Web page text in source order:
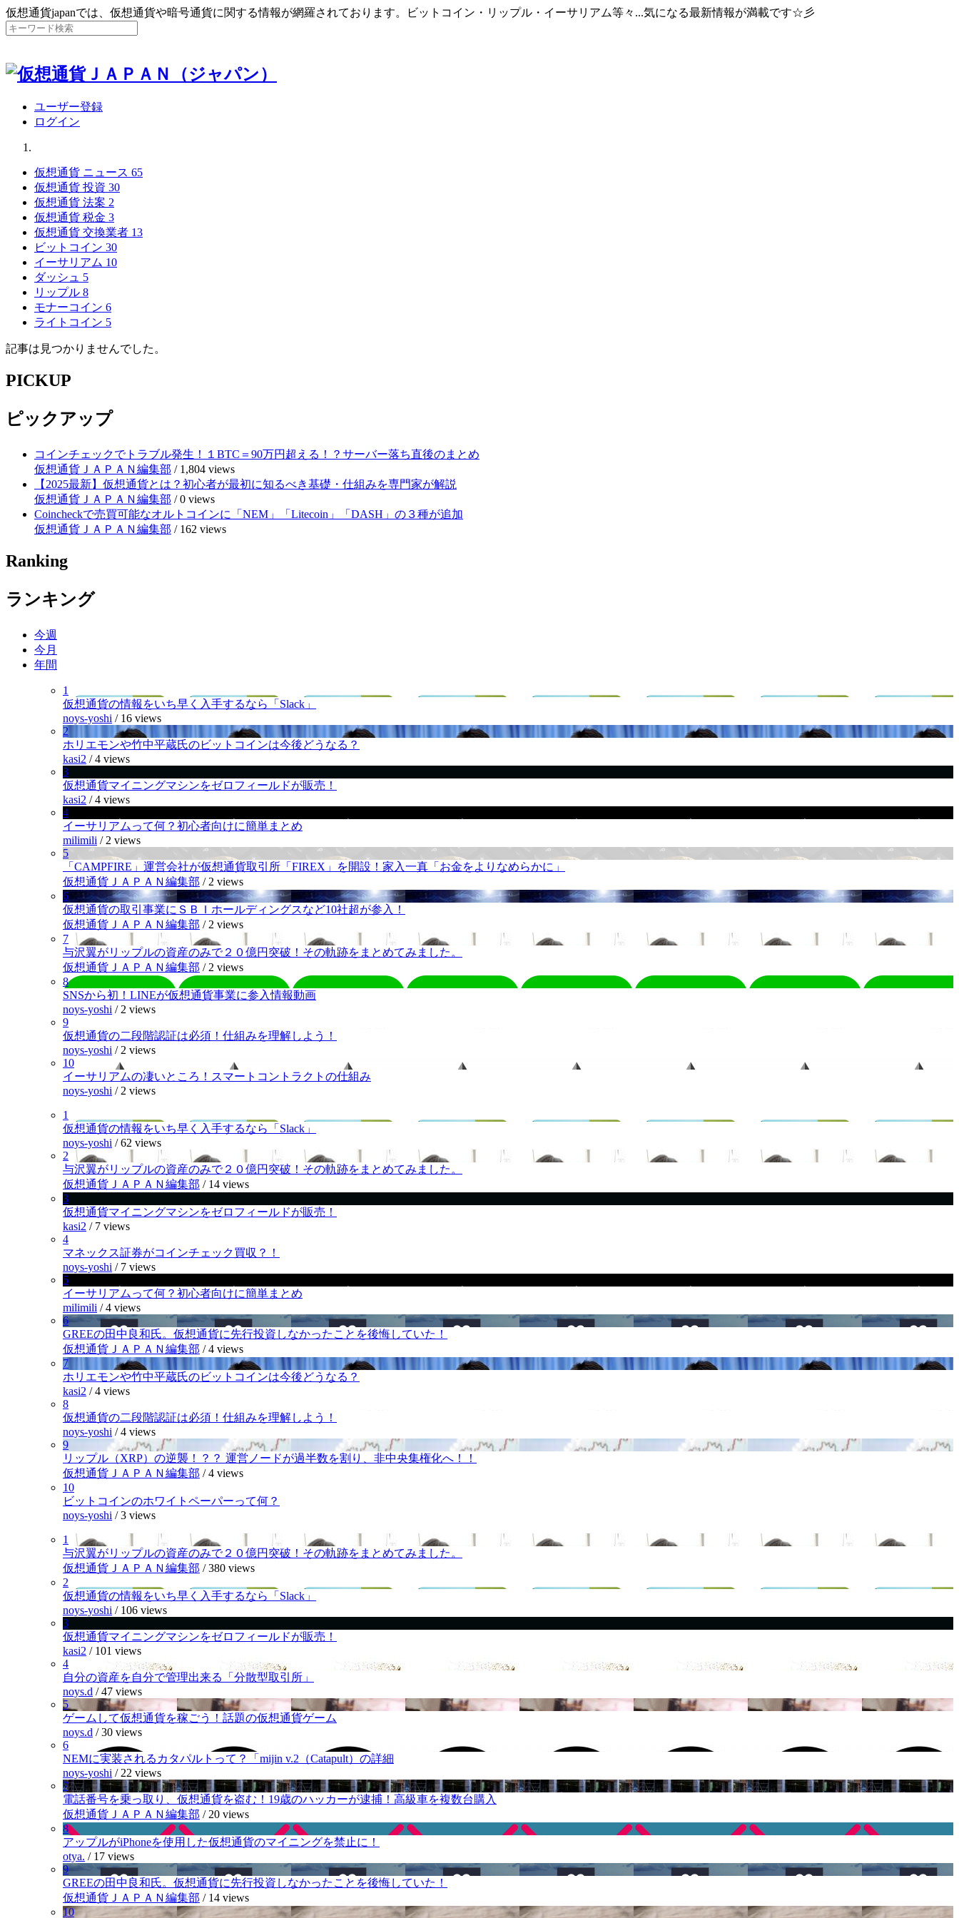
仮想通貨japanでは、仮想通貨や暗号通貨に関する情報が網羅されております。ビットコイン・リップル・イーサリアム等々...気になる最新情報が満載です☆彡
ユーザー登録
ログイン
仮想通貨 ニュース 65
仮想通貨 投資 30
仮想通貨 法案 2
仮想通貨 税金 3
仮想通貨 交換業者 13
ビットコイン 30
イーサリアム 10
ダッシュ 5
リップル 8
モナーコイン 6
ライトコイン 5
記事は見つかりませんでした。
PICKUP
ピックアップ
コインチェックでトラブル発生！１BTC＝90万円超える！？サーバー落ち直後のまとめ
仮想通貨ＪＡＰＡＮ編集部 / 1,804 views
【2025最新】仮想通貨とは？初心者が最初に知るべき基礎・仕組みを専門家が解説
仮想通貨ＪＡＰＡＮ編集部 /0 views
Coincheckで売買可能なオルトコインに「NEM」「Litecoin」「DASH」の３種が追加
仮想通貨ＪＡＰＡＮ編集部 / 162 views
Ranking
ランキング
今週
今月
年間
1
仮想通貨の情報をいち早く入手するなら「Slack」
noys-yoshi / 16 views
2
ホリエモンや竹中平蔵氏のビットコインは今後どうなる？
kasi2 /4 views
3
仮想通貨マイニングマシンをゼロフィールドが販売！
kasi2 /4 views
4
イーサリアムって何？初心者向けに簡単まとめ
milimili / 2 views
5
「CAMPFIRE」運営会社が仮想通貨取引所「FIREX」を開設！家入一真「お金をよりなめらかに」
仮想通貨ＪＡＰＡＮ編集部 / 2 views
6
仮想通貨の取引事業にＳＢＩホールディングスなど10社超が参入！
仮想通貨ＪＡＰＡＮ編集部 / 2 views
7
与沢翼がリップルの資産のみで２０億円突破！その軌跡をまとめてみました。
仮想通貨ＪＡＰＡＮ編集部 / 2 views
8
SNSから初！LINEが仮想通貨事業に参入情報動画
noys-yoshi / 2 views
9
仮想通貨の二段階認証は必須！仕組みを理解しよう！
noys-yoshi / 2 views
10
イーサリアムの凄いところ！スマートコントラクトの仕組み
noys-yoshi / 2 views
1
仮想通貨の情報をいち早く入手するなら「Slack」
noys-yoshi /62 views
2
与沢翼がリップルの資産のみで２０億円突破！その軌跡をまとめてみました。
仮想通貨ＪＡＰＡＮ編集部 / 14 views
3
仮想通貨マイニングマシンをゼロフィールドが販売！
kasi2 / 7 views
4
マネックス証券がコインチェック買収？！
noys-yoshi / 7 views
5
イーサリアムって何？初心者向けに簡単まとめ
milimili /4 views
6
GREEの田中良和氏。仮想通貨に先行投資しなかったことを後悔していた！
仮想通貨ＪＡＰＡＮ編集部 /4 views
7
ホリエモンや竹中平蔵氏のビットコインは今後どうなる？
kasi2 /4 views
8
仮想通貨の二段階認証は必須！仕組みを理解しよう！
noys-yoshi /4 views
9
リップル（XRP）の逆襲！？？ 運営ノードが過半数を割り、非中央集権化へ！！
仮想通貨ＪＡＰＡＮ編集部 /4 views
10
ビットコインのホワイトペーパーって何？
noys-yoshi /3 views
1
与沢翼がリップルの資産のみで２０億円突破！その軌跡をまとめてみました。
仮想通貨ＪＡＰＡＮ編集部 /380 views
2
仮想通貨の情報をいち早く入手するなら「Slack」
noys-yoshi / 106 views
3
仮想通貨マイニングマシンをゼロフィールドが販売！
kasi2 / 101 views
4
自分の資産を自分で管理出来る「分散型取引所」
noys.d /47 views
5
ゲームして仮想通貨を稼ごう！話題の仮想通貨ゲーム
noys.d /30 views
6
NEMに実装されるカタパルトって？「mijin v.2（Catapult）の詳細
noys-yoshi / 22 views
7
電話番号を乗っ取り、仮想通貨を盗む！19歳のハッカーが逮捕！高級車を複数台購入
仮想通貨ＪＡＰＡＮ編集部 / 20 views
8
アップルがiPhoneを使用した仮想通貨のマイニングを禁止に！
otya. / 17 views
9
GREEの田中良和氏。仮想通貨に先行投資しなかったことを後悔していた！
仮想通貨ＪＡＰＡＮ編集部 / 14 views
10